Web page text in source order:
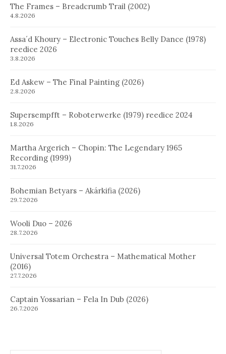
The Frames – Breadcrumb Trail (2002)
4.8.2026
Assa´d Khoury – Electronic Touches Belly Dance (1978)
reedice 2026
3.8.2026
Ed Askew – The Final Painting (2026)
2.8.2026
Supersempfft – Roboterwerke (1979) reedice 2024
1.8.2026
Martha Argerich – Chopin: The Legendary 1965
Recording (1999)
31.7.2026
Bohemian Betyars – Akárkifia (2026)
29.7.2026
Wooli Duo – 2026
28.7.2026
Universal Totem Orchestra – Mathematical Mother
(2016)
27.7.2026
Captain Yossarian – Fela In Dub (2026)
26.7.2026